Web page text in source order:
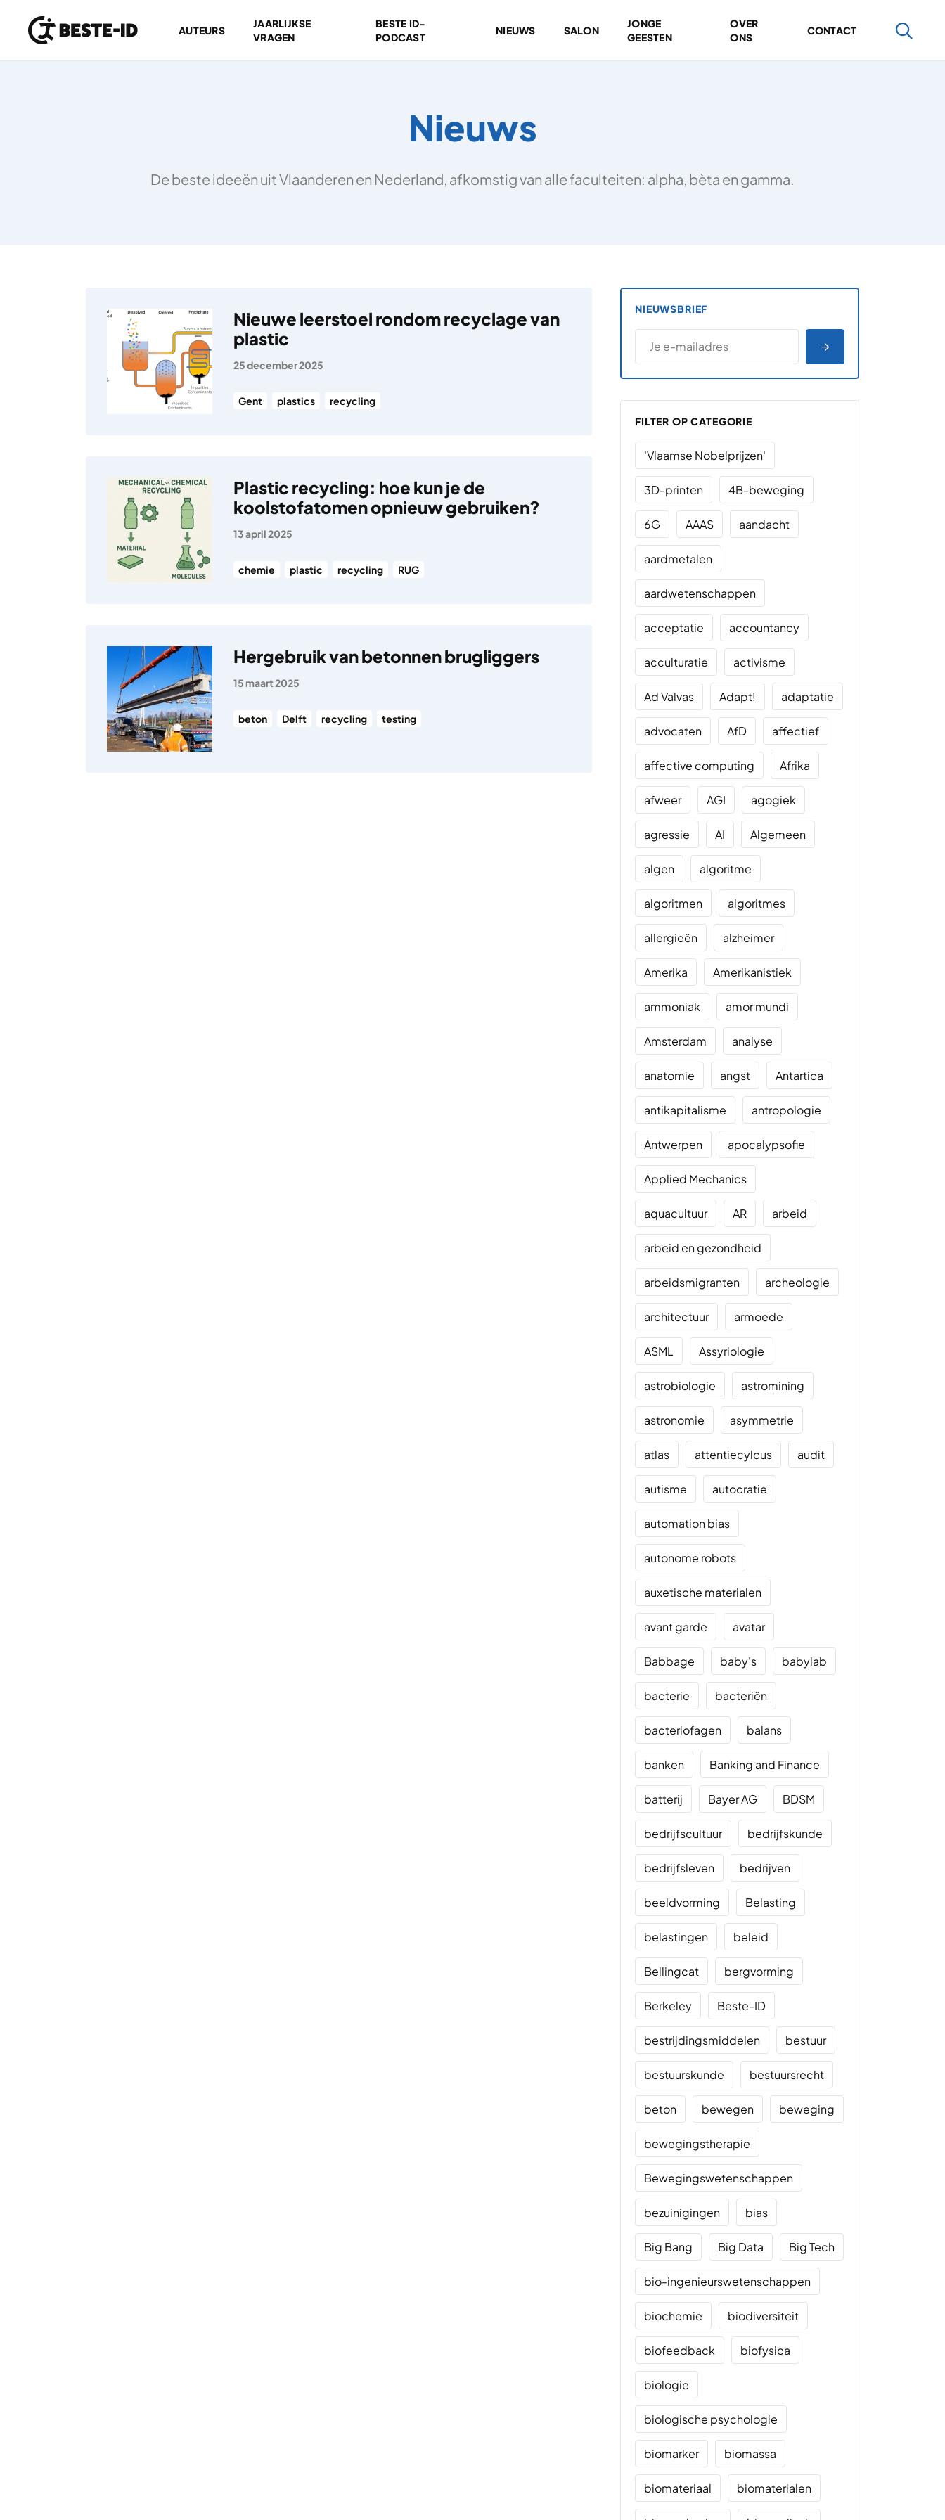
Ga naar inhoud
AUTEURS
JAARLIJKSE
VRAGEN
BESTE ID-
PODCAST
NIEUWS SALON
JONGE
GEESTEN
OVER
ONS
CONTACT
Nieuws
De beste ideeën uit Vlaanderen en Nederland, afkomstig van alle faculteiten: alpha, bèta en gamma.
Nieuwe leerstoel rondom recyclage van
plastic
25 december 2025
Gent plastics recycling
Plastic recycling: hoe kun je de
koolstofatomen opnieuw gebruiken?
13 april 2025
chemie plastic recycling RUG
Hergebruik van betonnen brugliggers
15 maart 2025
beton Delft recycling testing
NIEUWSBRIEF
E-MAILADRES
*
AANMELDEN
FILTER OP CATEGORIE
'Vlaamse Nobelprijzen'
3D-printen 4B-beweging
6G AAAS aandacht
aardmetalen
aardwetenschappen
acceptatie accountancy
acculturatie activisme
Ad Valvas Adapt! adaptatie
advocaten AfD affectief
affective computing Afrika
afweer AGI agogiek
agressie AI Algemeen
algen algoritme
algoritmen algoritmes
allergieën alzheimer
Amerika Amerikanistiek
ammoniak amor mundi
Amsterdam analyse
anatomie angst Antartica
antikapitalisme antropologie
Antwerpen apocalypsofie
Applied Mechanics
aquacultuur AR arbeid
arbeid en gezondheid
arbeidsmigranten archeologie
architectuur armoede
ASML Assyriologie
astrobiologie astromining
astronomie asymmetrie
atlas attentiecylcus audit
autisme autocratie
automation bias
autonome robots
auxetische materialen
avant garde avatar
Babbage baby's babylab
bacterie bacteriën
bacteriofagen balans
banken Banking and Finance
batterij Bayer AG BDSM
bedrijfscultuur bedrijfskunde
bedrijfsleven bedrijven
beeldvorming Belasting
belastingen beleid
Bellingcat bergvorming
Berkeley Beste-ID
bestrijdingsmiddelen bestuur
bestuurskunde bestuursrecht
beton bewegen beweging
bewegingstherapie
Bewegingswetenschappen
bezuinigingen bias
Big Bang Big Data Big Tech
bio-ingenieurswetenschappen
biochemie biodiversiteit
biofeedback biofysica
biologie
biologische psychologie
biomarker biomassa
biomateriaal biomaterialen